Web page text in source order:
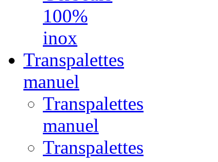
100%
inox
Transpalettes
manuel
Transpalettes
manuel
Transpalettes